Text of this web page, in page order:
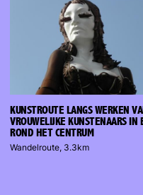
KUNSTROUTE LANGS WERKEN
VROUWELIJKE KUNSTENAARS IN
ROND HET CENTRUM
Wandelroute, 3.3km